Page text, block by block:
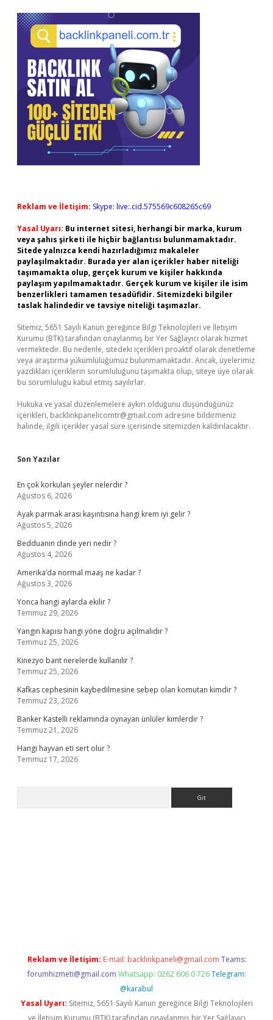
Sidebar
Reklam ve İletişim: Skype: live:.cid.575569c608265c69
Yasal Uyarı: Bu internet sitesi, herhangi bir marka, kurum
veya şahıs şirketi ile hiçbir bağlantısı bulunmamaktadır.
Sitede yalnızca kendi hazırladığımız makaleler
paylaşılmaktadır. Burada yer alan içerikler haber niteliği
taşımamakta olup, gerçek kurum ve kişiler hakkında
paylaşım yapılmamaktadır. Gerçek kurum ve kişiler ile isim
benzerlikleri tamamen tesadüfidir. Sitemizdeki bilgiler
taslak halindedir ve tavsiye niteliği taşımazlar.
Sitemiz, 5651 Sayılı Kanun gereğince Bilgi Teknolojileri ve İletişim
Kurumu (BTK) tarafından onaylanmış bir Yer Sağlayıcı olarak hizmet
vermektedir. Bu nedenle, sitedeki içerikleri proaktif olarak denetleme
veya araştırma yükümlülüğümüz bulunmamaktadır. Ancak, üyelerimiz
yazdıkları içeriklerin sorumluluğunu taşımakta olup, siteye üye olarak
bu sorumluluğu kabul etmiş sayılırlar.
Hukuka ve yasal düzenlemelere aykırı olduğunu düşündüğünüz
içerikleri, backlinkpanelicomtr@gmail.com adresine bildirmeniz
halinde, ilgili içerikler yasal süre içerisinde sitemizden kaldırılacaktır.
Son Yazılar
En çok korkulan şeyler nelerdir ?
Ağustos 6, 2026
Ayak parmak arası kaşıntısına hangi krem iyi gelir ?
Ağustos 5, 2026
Bedduanın dinde yeri nedir ?
Ağustos 4, 2026
Amerika’da normal maaş ne kadar ?
Ağustos 3, 2026
Yonca hangi aylarda ekilir ?
Temmuz 29, 2026
Yangın kapısı hangi yöne doğru açılmalıdır ?
Temmuz 25, 2026
Kinezyo bant nerelerde kullanılır ?
Temmuz 25, 2026
Kafkas cephesinin kaybedilmesine sebep olan komutan kimdir ?
Temmuz 23, 2026
Banker Kastelli reklamında oynayan ünlüler kimlerdir ?
Temmuz 21, 2026
Hangi hayvan eti sert olur ?
Temmuz 17, 2026
Reklam ve İletişim: E-mail: backlinkpaneli@gmail.com Teams:
forumhizmeti@gmail.com Whatsapp: 0262 606 0 726 Telegram:
@karabul
Yasal Uyarı: Sitemiz, 5651 Sayılı Kanun gereğince Bilgi Teknolojileri
ve İletişim Kurumu (BTK) tarafından onaylanmış bir Yer Sağlayıcı